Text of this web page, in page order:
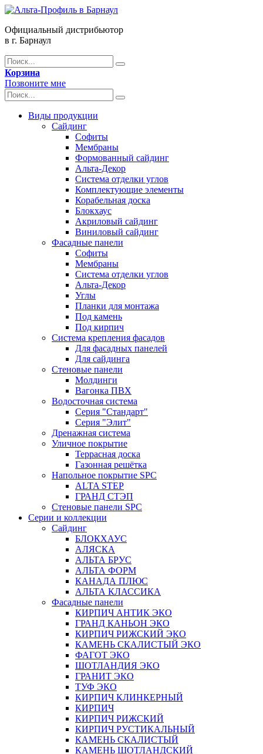
Официальный дистрибьютор
в г. Барнаул
Корзина
Позвоните мне
Виды продукции
Сайдинг
Софиты
Мембраны
Формованный сайдинг
Альта-Декор
Система отделки углов
Комплектующие элементы
Корабельная доска
Блокхаус
Акриловый сайдинг
Виниловый сайдинг
Фасадные панели
Софиты
Мембраны
Система отделки углов
Альта-Декор
Углы
Планки для монтажа
Под камень
Под кирпич
Система крепления фасадов
Для фасадных панелей
Для сайдинга
Стеновые панели
Молдинги
Вагонка ПВХ
Водосточная система
Серия "Стандарт"
Серия "Элит"
Дренажная система
Уличное покрытие
Террасная доска
Газонная решётка
Напольное покрытие SPC
ALTA STEP
ГРАНД СТЭП
Стеновые панели SPC
Серии и коллекции
Сайдинг
БЛОКХАУС
АЛЯСКА
АЛЬТА БРУС
АЛЬТА ФОРМ
КАНАДА ПЛЮС
АЛЬТА КЛАССИКА
Фасадные панели
КИРПИЧ АНТИК ЭКО
ГРАНД КАНЬОН ЭКО
КИРПИЧ РИЖСКИЙ ЭКО
КАМЕНЬ СКАЛИСТЫЙ ЭКО
ФАГОТ ЭКО
ШОТЛАНДИЯ ЭКО
ГРАНИТ ЭКО
ТУФ ЭКО
КИРПИЧ КЛИНКЕРНЫЙ
КИРПИЧ
КИРПИЧ РИЖСКИЙ
КИРПИЧ РУСТИКАЛЬНЫЙ
КАМЕНЬ СКАЛИСТЫЙ
КАМЕНЬ ШОТЛАНДСКИЙ